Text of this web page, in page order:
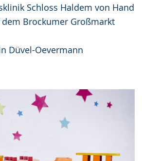
Schloss Haldem von Hand
Brockumer Großmarkt
Düvel-Oevermann